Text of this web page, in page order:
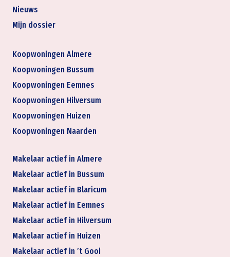
Nieuws
Mijn dossier
Koopwoningen Almere
Koopwoningen Bussum
Koopwoningen Eemnes
Koopwoningen Hilversum
Koopwoningen Huizen
Koopwoningen Naarden
Makelaar actief in Almere
Makelaar actief in Bussum
Makelaar actief in Blaricum
Makelaar actief in Eemnes
Makelaar actief in Hilversum
Makelaar actief in Huizen
Makelaar actief in ’t Gooi